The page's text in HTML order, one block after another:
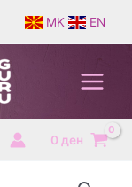
MK EN
0 ден